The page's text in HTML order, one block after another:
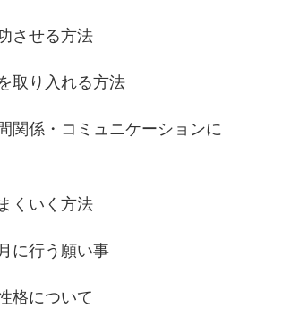
させる方法
取り入れる方法
関係・コミュニケーションに
くいく方法
に行う願い事
格について